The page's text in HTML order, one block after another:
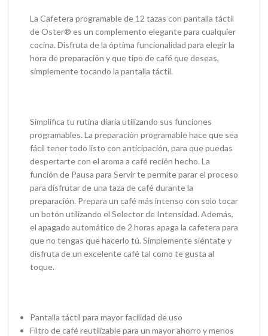
La Cafetera programable de 12 tazas con pantalla táctil
de Oster® es un complemento elegante para cualquier
cocina. Disfruta de la óptima funcionalidad para elegir la
hora de preparación y que tipo de café que deseas,
simplemente tocando la pantalla táctil.
Simplifica tu rutina diaria utilizando sus funciones
programables. La preparación programable hace que sea
fácil tener todo listo con anticipación, para que puedas
despertarte con el aroma a café recién hecho. La
función de Pausa para Servir te permite parar el proceso
para disfrutar de una taza de café durante la
preparación. Prepara un café más intenso con solo tocar
un botón utilizando el Selector de Intensidad. Además,
el apagado automático de 2 horas apaga la cafetera para
que no tengas que hacerlo tú. Simplemente siéntate y
disfruta de un excelente café tal como te gusta al
toque.
Pantalla táctil para mayor facilidad de uso
Filtro de café reutilizable para un mayor ahorro y menos